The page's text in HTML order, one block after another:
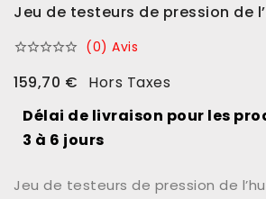
Jeu de testeurs de pression de
 (0) Avis
159,70 €
Hors Taxes
Délai de livraison pour les
3 à 6 jours
Jeu de testeurs de pression de